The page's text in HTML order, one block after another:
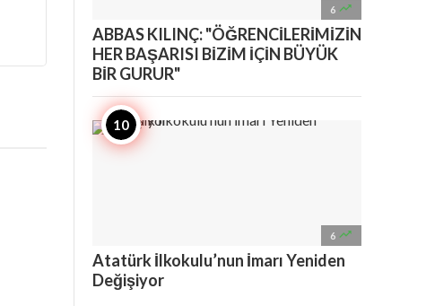
6 
ABBAS KILINÇ: "ÖĞRENCİLERİMİZİN
HER BAŞARISI BİZİM İÇİN BÜYÜK
BİR GURUR"
6 
Atatürk İlkokulu’nun İmarı Yeniden
Değişiyor